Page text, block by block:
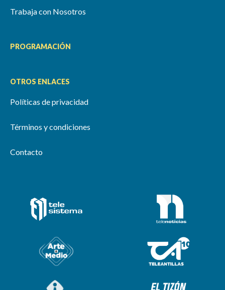
Trabaja con Nosotros
PROGRAMACIÓN
OTROS ENLACES
Políticas de privacidad
Términos y condiciones
Contacto